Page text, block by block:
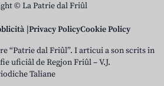
© La Patrie dal Friûl
Privacy PolicyCookie Policy
“Patrie dal Friûl”. I articui a son scrits in
uficiâl de Regjon Friûl – V.J.
Taliane